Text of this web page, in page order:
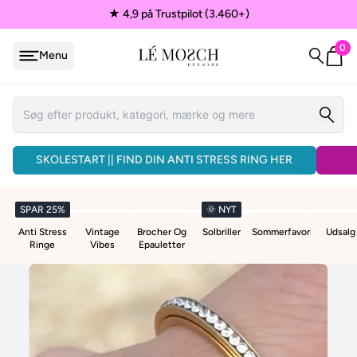
★ 4,9 på Trustpilot (3.460+)
Menu
0
SKOLESTART || FIND DIN ANTI STRESS RING HER
ARMBÅND - 3 FOR 150KR.
SPAR 25%
Anti Stress
Ringe
Vintage
Vibes
Brocher Og
Epauletter
🌞 NYT
Solbriller
SommerfavoritterUdsalg